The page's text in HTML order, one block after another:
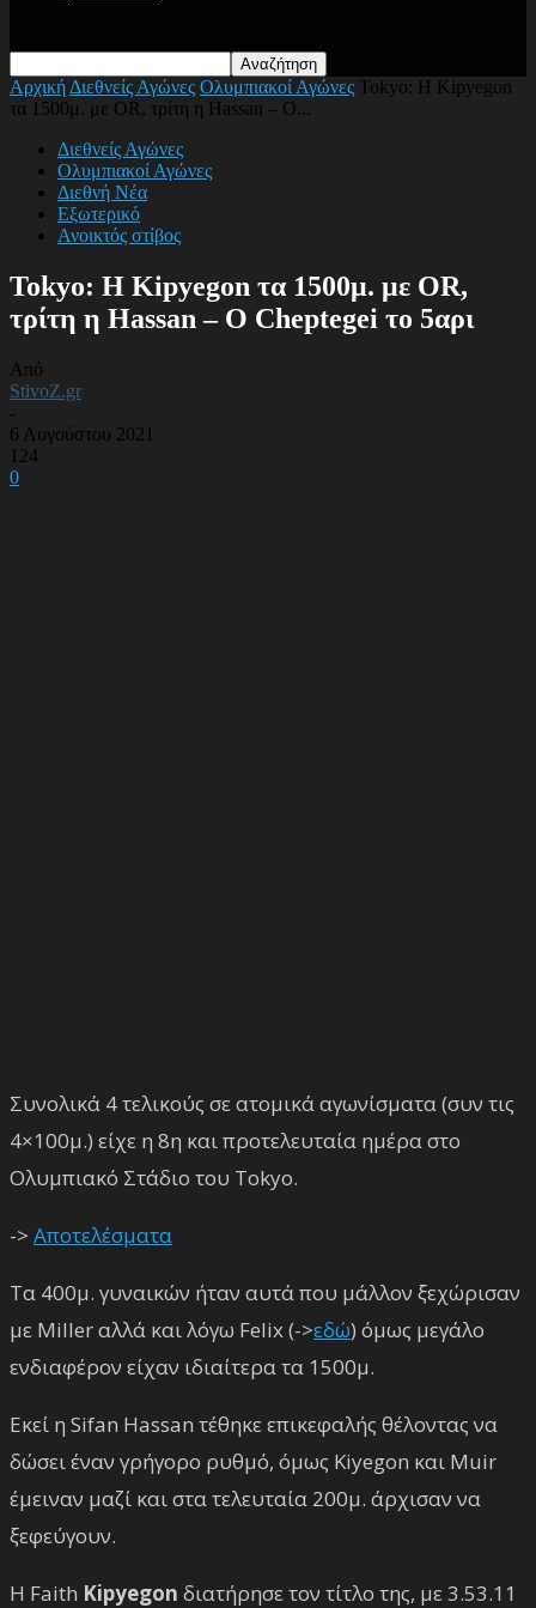
Αρχική Διεθνείς Αγώνες Ολυμπιακοί Αγώνες Tokyo: Η Kipyegon
τα 1500μ. με OR, τρίτη η Hassan – Ο...
Διεθνείς Αγώνες
Ολυμπιακοί Αγώνες
Διεθνή Νέα
Εξωτερικό
Ανοικτός στίβος
Tokyo: Η Kipyegon τα 1500μ. με OR,
τρίτη η Hassan – Ο Cheptegei το 5αρι
Από
StivoZ.gr
-
6 Αυγούστου 2021
124
0
Συνολικά 4 τελικούς σε ατομικά αγωνίσματα (συν τις
4×100μ.) είχε η 8η και προτελευταία ημέρα στο
Ολυμπιακό Στάδιο του Tokyo.
-> Αποτελέσματα
Τα 400μ. γυναικών ήταν αυτά που μάλλον ξεχώρισαν
με Miller αλλά και λόγω Felix (->εδώ) όμως μεγάλο
ενδιαφέρον είχαν ιδιαίτερα τα 1500μ.
Εκεί η Sifan Hassan τέθηκε επικεφαλής θέλοντας να
δώσει έναν γρήγορο ρυθμό, όμως Kiyegon και Muir
έμειναν μαζί και στα τελευταία 200μ. άρχισαν να
ξεφεύγουν.
Η Faith Kipyegon διατήρησε τον τίτλο της, με 3.53.11